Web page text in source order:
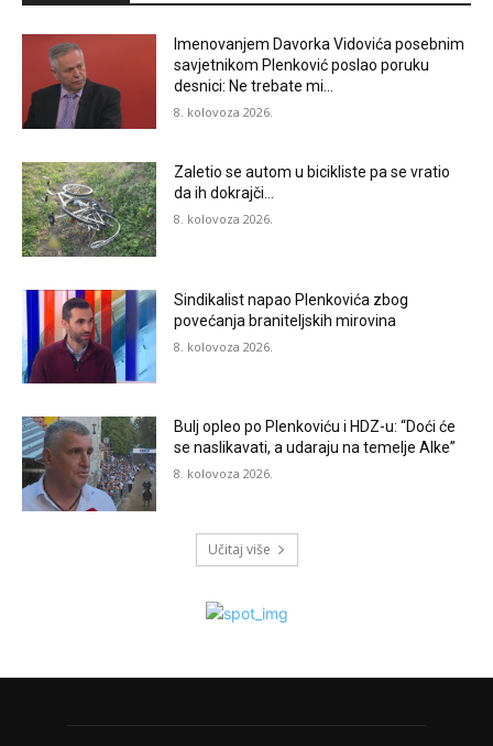
Imenovanjem Davorka Vidovića posebnim
savjetnikom Plenković poslao poruku
desnici: Ne trebate mi…
8. kolovoza 2026.
Zaletio se autom u bicikliste pa se vratio
da ih dokrajči…
8. kolovoza 2026.
Sindikalist napao Plenkovića zbog
povećanja braniteljskih mirovina
8. kolovoza 2026.
Bulj opleo po Plenkoviću i HDZ-u: “Doći će
se naslikavati, a udaraju na temelje Alke”
8. kolovoza 2026.
Učitaj više